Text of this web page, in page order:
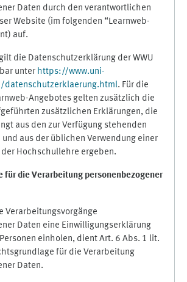
Daten durch den verantwortlichen
Website (im folgenden “Learnweb-
auf.
die Datenschutzerklärung der WWU
unter https://www.uni-
datenschutzerklaerung.html. Für die
Angebotes gelten zusätzlich die
zusätzlichen Erklärungen, die
aus den zur Verfügung stehenden
aus der üblichen Verwendung einer
Hochschullehre ergeben.
für die Verarbeitung personenbezogener
Verarbeitungsvorgänge
Daten eine Einwilligungserklärung
einholen, dient Art. 6 Abs. 1 lit.
für die Verarbeitung
Daten.